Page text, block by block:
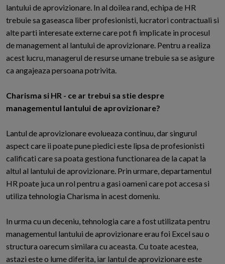
lantului de aprovizionare. In al doilea rand, echipa de HR
trebuie sa gaseasca liber profesionisti, lucratori contractuali si
alte parti interesate externe care pot fi implicate in procesul
de management al lantului de aprovizionare. Pentru a realiza
acest lucru, managerul de resurse umane trebuie sa se asigure
ca angajeaza persoana potrivita.
Charisma si HR - ce ar trebui sa stie despre
managementul lantului de aprovizionare?
Lantul de aprovizionare evolueaza continuu, dar singurul
aspect care ii poate pune piedici este lipsa de profesionisti
calificati care sa poata gestiona functionarea de la capat la
altul al lantului de aprovizionare. Prin urmare, departamentul
HR poate juca un rol pentru a gasi oameni care pot accesa si
utiliza tehnologia Charisma in acest domeniu.
In urma cu un deceniu, tehnologia care a fost utilizata pentru
managementul lantului de aprovizionare erau foi Excel sau o
structura oarecum similara cu aceasta. Cu toate acestea,
astazi este o lume diferita, iar lantul de aprovizionare este